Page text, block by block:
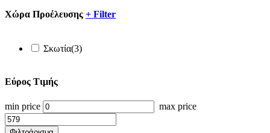
Xώρα Προέλευσης + Filter
Σκωτία(3)
Εύρος Τιμής
min price max price